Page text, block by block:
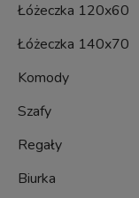
Łóżeczka 120x60
Łóżeczka 140x70
Komody
Szafy
Regały
Biurka